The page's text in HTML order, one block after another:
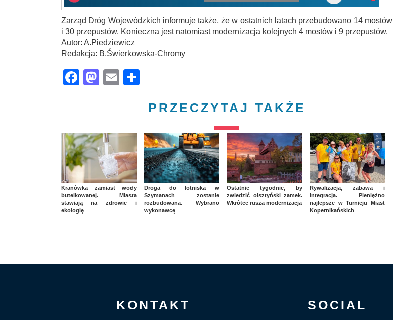
Zarząd Dróg Wojewódzkich informuje także, że w ostatnich latach przebudowano 14 mostów
i 30 przepustów. Konieczna jest natomiast modernizacja kolejnych 4 mostów i 9 przepustów.
Autor: A.Piedziewicz
Redakcja: B.Świerkowska-Chromy
Facebook
Mastodon
Email
PRZECZYTAJ TAKŻE
Kranówka zamiast wody
butelkowanej. Miasta
stawiają na zdrowie i
ekologię
Droga do lotniska w
Szymanach zostanie
rozbudowana. Wybrano
wykonawcę
Ostatnie tygodnie, by
zwiedzić olsztyński zamek.
Wkrótce rusza modernizacja
Rywalizacja, zabawa i
integracja. Pieniężno
najlepsze w Turnieju Miast
Kopernikańskich
KONTAKT SOCIAL